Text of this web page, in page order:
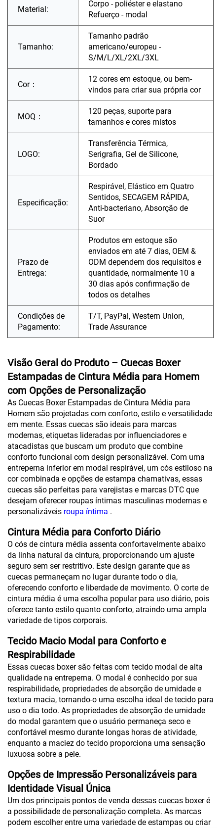
Material:
Corpo - poliéster e elastano
Refuerço - modal
Tamanho:
Tamanho padrão
americano/europeu -
S/M/L/XL/2XL/3XL
Cor：
12 cores em estoque, ou bem-
vindos para criar sua própria cor
MOQ：
120 peças, suporte para
tamanhos e cores mistos
LOGO:
Transferência Térmica,
Serigrafia, Gel de Silicone,
Bordado
Especificação:
Respirável, Elástico em Quatro
Sentidos, SECAGEM RÁPIDA,
Anti-bacteriano, Absorção de
Suor
Prazo de
Entrega:
Produtos em estoque são
enviados em até 7 dias, OEM &
ODM dependem dos requisitos e
quantidade, normalmente 10 a
30 dias após confirmação de
todos os detalhes
Condições de
Pagamento:
T/T, PayPal, Western Union,
Trade Assurance
Visão Geral do Produto – Cuecas Boxer
Estampadas de Cintura Média para Homem
com Opções de Personalização
As Cuecas Boxer Estampadas de Cintura Média para
Homem são projetadas com conforto, estilo e versatilidade
em mente. Essas cuecas são ideais para marcas
modernas, etiquetas lideradas por influenciadores e
atacadistas que buscam um produto que combine
conforto funcional com design personalizável. Com uma
entreperna inferior em modal respirável, um cós estiloso na
cor combinada e opções de estampa chamativas, essas
cuecas são perfeitas para varejistas e marcas DTC que
desejam oferecer roupas íntimas masculinas modernas e
personalizáveis roupa íntima .
Cintura Média para Conforto Diário
O cós de cintura média assenta confortavelmente abaixo
da linha natural da cintura, proporcionando um ajuste
seguro sem ser restritivo. Este design garante que as
cuecas permaneçam no lugar durante todo o dia,
oferecendo conforto e liberdade de movimento. O corte de
cintura média é uma escolha popular para uso diário, pois
oferece tanto estilo quanto conforto, atraindo uma ampla
variedade de tipos corporais.
Tecido Macio Modal para Conforto e
Respirabilidade
Essas cuecas boxer são feitas com tecido modal de alta
qualidade na entreperna. O modal é conhecido por sua
respirabilidade, propriedades de absorção de umidade e
textura macia, tornando-o uma escolha ideal de tecido para
uso o dia todo. As propriedades de absorção de umidade
do modal garantem que o usuário permaneça seco e
confortável mesmo durante longas horas de atividade,
enquanto a maciez do tecido proporciona uma sensação
luxuosa sobre a pele.
Opções de Impressão Personalizáveis para
Identidade Visual Única
Um dos principais pontos de venda dessas cuecas boxer é
a possibilidade de personalização completa. As marcas
podem escolher entre uma variedade de estampas ou criar